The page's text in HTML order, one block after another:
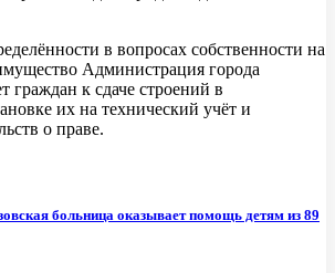
в вопросах собственности на
Администрация города
граждан к сдаче строений в
их на технический учёт и
о праве.
больница оказывает помощь детям из 89